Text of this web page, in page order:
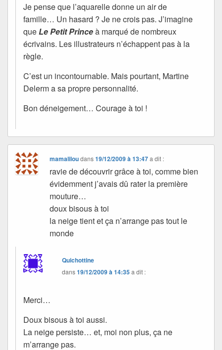
Je pense que l’aquarelle donne un air de
famille… Un hasard ? Je ne crois pas. J’imagine
que Le Petit Princeà marqué de nombreux
écrivains. Les illustrateurs n’échappent pas à la
règle.
C’est un incontournable. Mais pourtant, Martine
Delerm a sa propre personnalité.
Bon déneigement… Courage à toi !
mamaliloudans19/12/2009 à 13:47 a dit :
ravie de découvrir grâce à toi, comme bien
évidemment j’avais dû rater la première
mouture…
doux bisous à toi
la neige tient et ça n’arrange pas tout le
monde
Quichottine
dans19/12/2009 à 14:35a dit :
Merci…
Doux bisous à toi aussi.
La neige persiste… et, moi non plus, ça ne
m’arrange pas.